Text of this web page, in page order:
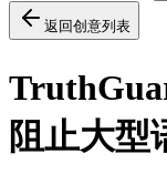
返回创意列表
阻止大型